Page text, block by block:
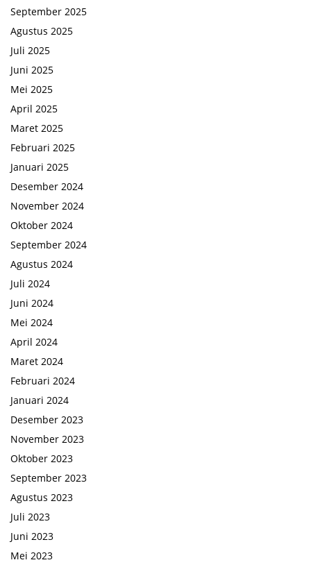
September 2025
Agustus 2025
Juli 2025
Juni 2025
Mei 2025
April 2025
Maret 2025
Februari 2025
Januari 2025
Desember 2024
November 2024
Oktober 2024
September 2024
Agustus 2024
Juli 2024
Juni 2024
Mei 2024
April 2024
Maret 2024
Februari 2024
Januari 2024
Desember 2023
November 2023
Oktober 2023
September 2023
Agustus 2023
Juli 2023
Juni 2023
Mei 2023